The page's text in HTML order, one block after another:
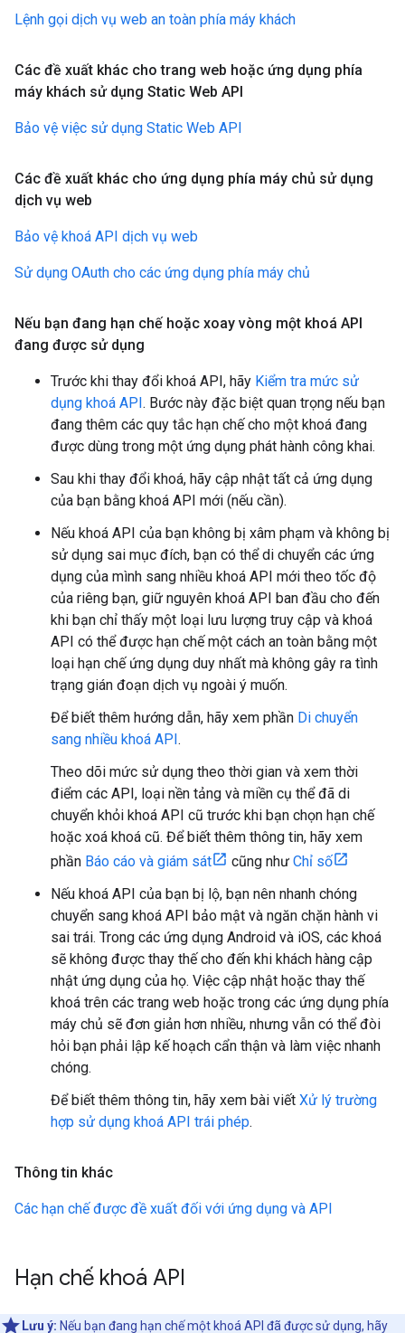
Lệnh gọi dịch vụ web an toàn phía máy khách
Các đề xuất khác cho trang web hoặc ứng dụng phía
máy khách sử dụng Static Web API
Bảo vệ việc sử dụng Static Web API
Các đề xuất khác cho ứng dụng phía máy chủ sử dụng
dịch vụ web
Bảo vệ khoá API dịch vụ web
Sử dụng OAuth cho các ứng dụng phía máy chủ
Nếu bạn đang hạn chế hoặc xoay vòng một khoá API
đang được sử dụng
Trước khi thay đổi khoá API, hãy Kiểm tra mức sử
dụng khoá API. Bước này đặc biệt quan trọng nếu bạn
đang thêm các quy tắc hạn chế cho một khoá đang
được dùng trong một ứng dụng phát hành công khai.
Sau khi thay đổi khoá, hãy cập nhật tất cả ứng dụng
của bạn bằng khoá API mới (nếu cần).
Nếu khoá API của bạn không bị xâm phạm và không bị
sử dụng sai mục đích, bạn có thể di chuyển các ứng
dụng của mình sang nhiều khoá API mới theo tốc độ
của riêng bạn, giữ nguyên khoá API ban đầu cho đến
khi bạn chỉ thấy một loại lưu lượng truy cập và khoá
API có thể được hạn chế một cách an toàn bằng một
loại hạn chế ứng dụng duy nhất mà không gây ra tình
trạng gián đoạn dịch vụ ngoài ý muốn.
Để biết thêm hướng dẫn, hãy xem phần Di chuyển
sang nhiều khoá API.
Theo dõi mức sử dụng theo thời gian và xem thời
điểm các API, loại nền tảng và miền cụ thể đã di
chuyển khỏi khoá API cũ trước khi bạn chọn hạn chế
hoặc xoá khoá cũ. Để biết thêm thông tin, hãy xem
phần Báo cáo và giám sát cũng như Chỉ số
Nếu khoá API của bạn bị lộ, bạn nên nhanh chóng
chuyển sang khoá API bảo mật và ngăn chặn hành vi
sai trái. Trong các ứng dụng Android và iOS, các khoá
sẽ không được thay thế cho đến khi khách hàng cập
nhật ứng dụng của họ. Việc cập nhật hoặc thay thế
khoá trên các trang web hoặc trong các ứng dụng phía
máy chủ sẽ đơn giản hơn nhiều, nhưng vẫn có thể đòi
hỏi bạn phải lập kế hoạch cẩn thận và làm việc nhanh
chóng.
Để biết thêm thông tin, hãy xem bài viết Xử lý trường
hợp sử dụng khoá API trái phép.
Thông tin khác
Các hạn chế được đề xuất đối với ứng dụng và API
Hạn chế khoá API
Lưu ý: Nếu bạn đang hạn chế một khoá API đã được sử dụng, hãy